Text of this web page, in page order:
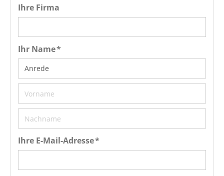
Ihre Firma
Ihr Name *
Ihre E-Mail-Adresse *